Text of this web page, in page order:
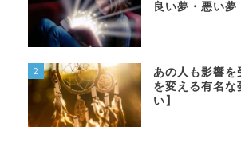
良い夢・悪い夢
2
あの人も影響を
を変える有名な
い】